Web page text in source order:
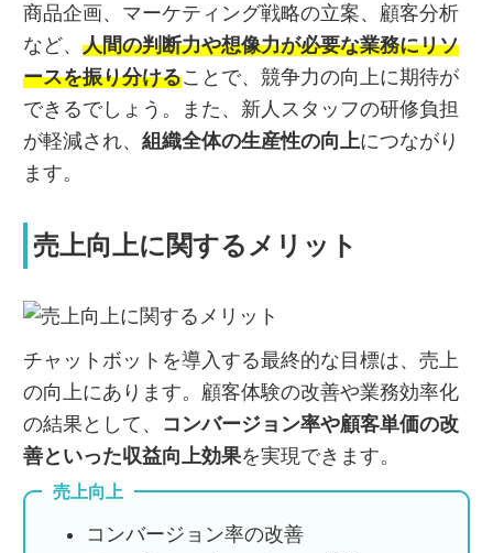
商品企画、マーケティング戦略の立案、顧客分析
など、 人間の判断力や想像力が必要な業務にリソ
ースを振り分けることで、競争力の向上に期待が
できるでしょう。また、新人スタッフの研修負担
が軽減され、 組織全体の生産性の向上につながり
ます。
売上向上に関するメリット
チャットボットを導入する最終的な目標は、売上
の向上にあります。顧客体験の改善や業務効率化
の結果として、 コンバージョン率や顧客単価の改
善といった収益向上効果を実現できます。
売上向上
コンバージョン率の改善